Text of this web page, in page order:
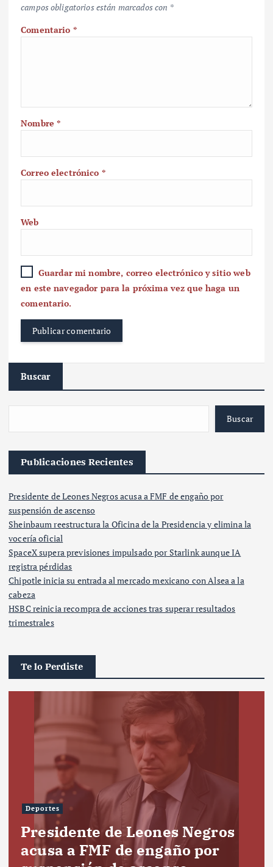
campos obligatorios están marcados con *
Comentario *
Nombre*
Correo electrónico *
Web
Guardar mi nombre, correo electrónico y sitio web
en este navegador para la próxima vez que haga un
comentario.
Buscar
Buscar
Publicaciones Recientes
Presidente de Leones Negros acusa a FMF de engaño por
suspensión de ascenso
Sheinbaum reestructura la Oficina de la Presidencia y elimina la
vocería oficial
SpaceX supera previsiones impulsado por Starlink aunque IA
registra pérdidas
Chipotle inicia su entrada al mercado mexicano con Alsea a la
cabeza
HSBC reinicia recompra de acciones tras superar resultados
trimestrales
Te lo Perdiste
Deportes
Presidente de Leones Negros
acusa a FMF de engaño por